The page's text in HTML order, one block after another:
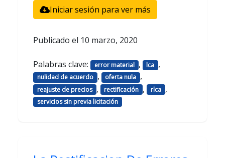
Iniciar sesión para ver más
Publicado el 10 marzo, 2020
Palabras clave: error material , lca ,
nulidad de acuerdo , oferta nula ,
reajuste de precios , rectificación , rlca ,
servicios sin previa licitación